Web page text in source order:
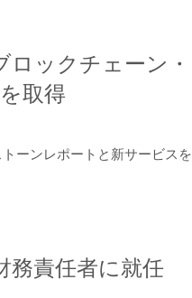
ロックチェーン
取得
ーンレポートと新サービス
務責任者に就任